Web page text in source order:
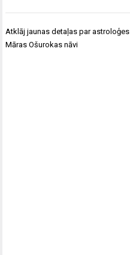
Ziņu
izvēlne
Atklāj jaunas detaļas par astroloģes
Māras Ošurokas nāvi